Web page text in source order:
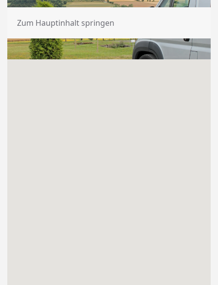
Zum Hauptinhalt springen
Ferienhöfe